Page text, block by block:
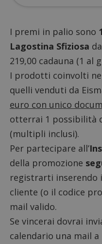
I premi in palio sono
Lagostina Sfiziosa
219,00 cadauna (1 al
I prodotti coinvolti
quelli venduti da
euro con unico
otterrai 1 possibilità
(multipli inclusi).
Per partecipare all’
della promozione
registrarti inserendo
cliente (o il codice
mail valido.
Se vincerai dovrai
calendario una mail a